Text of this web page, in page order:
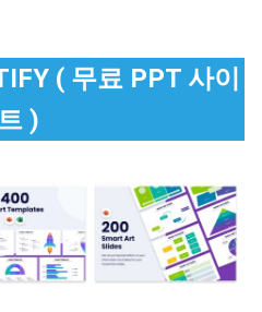
( 무료 PPT 사이
)